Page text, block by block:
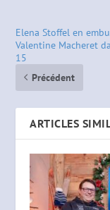
Elena Stoffel en
Valentine Macheret
15
Précédent
ARTICLES